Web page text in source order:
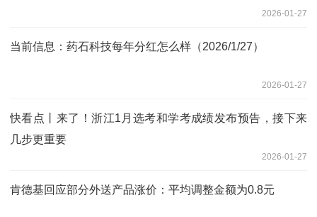
2026-01-27
当前信息：药石科技每年分红怎么样（2026/1/27）
2026-01-27
快看点丨来了！浙江1月选考和学考成绩发布预告，接下来
几步更重要
2026-01-27
肯德基回应部分外送产品涨价：平均调整金额为0.8元